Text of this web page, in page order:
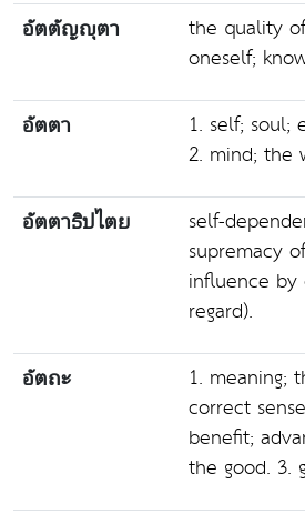
อัตตัญญุตา
the quality
oneself;
อัตตา
1. self; soul;
2. mind; the
อัตตาธิปไตย
self-
supremacy
influence
regard).
อัตถะ
1. meaning;
correct
benefit;
the good. 3.